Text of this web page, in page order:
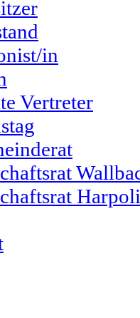
in
Vertreter